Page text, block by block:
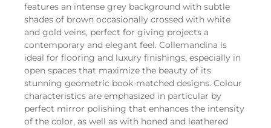
features an intense grey background with subtle
shades of brown occasionally crossed with white
and gold veins, perfect for giving projects a
contemporary and elegant feel. Collemandina is
ideal for flooring and luxury finishings, especially in
open spaces that maximize the beauty of its
stunning geometric book-matched designs. Colour
characteristics are emphasized in particular by
perfect mirror polishing that enhances the intensity
of the color, as well as with honed and leathered